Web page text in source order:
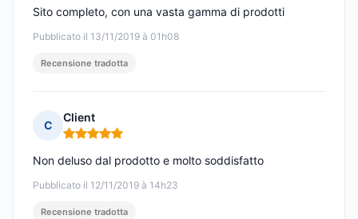
Pubblicato il 13/11/2019 à 01h08
Sito completo, con una vasta gamma di prodotti
Recensione tradotta
C
Client
Nota: 5 su 5
Pubblicato il 12/11/2019 à 14h23
Non deluso dal prodotto e molto soddisfatto
Recensione tradotta